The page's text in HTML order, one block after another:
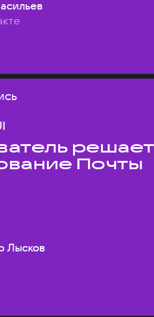
Почты
Лысков